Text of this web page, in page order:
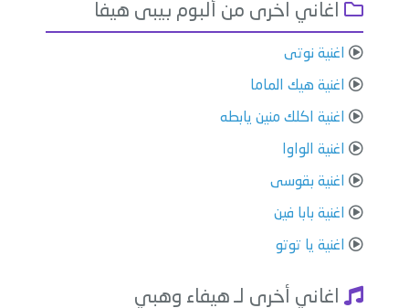
اغاني اخرى من ألبوم بيبى هيفا
اغنية نوتى
اغنية هيك الماما
اغنية اكلك منين يابطه
اغنية الواوا
اغنية بقوسى
اغنية بابا فين
اغنية يا توتو
اغاني أخرى لـ هيفاء وهبي